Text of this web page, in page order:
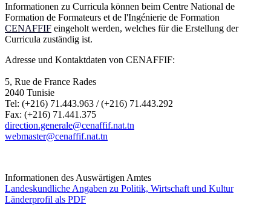
Informationen zu Curricula können beim Centre National de
Formation de Formateurs et de l'Ingénierie de Formation
CENAFFIF eingeholt werden, welches für die Erstellung der
Curricula zuständig ist.
Adresse und Kontaktdaten von CENAFFIF:
5, Rue de France Rades
2040 Tunisie
Tel: (+216) 71.443.963 / (+216) 71.443.292
Fax: (+216) 71.441.375
direction.generale@cenaffif.nat.tn
webmaster@cenaffif.nat.tn
Informationen des Auswärtigen Amtes
Landeskundliche Angaben zu Politik, Wirtschaft und Kultur
Länderprofil als PDF